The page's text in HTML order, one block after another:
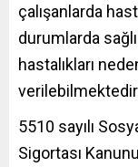
çalışanlarda
durumlarda
hastalıkları
5510 sayılı
Sigortası